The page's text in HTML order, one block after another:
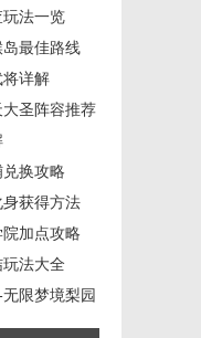
法一览
最佳路线
详解
圣阵容推荐
换攻略
获得方法
加点攻略
法大全
限梦境梨园